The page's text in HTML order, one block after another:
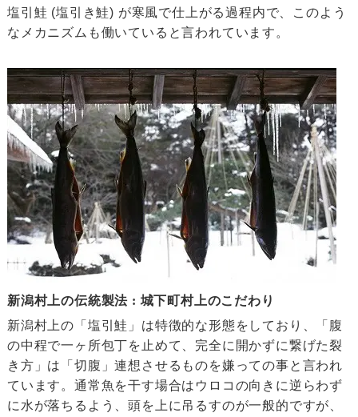
塩引鮭 (塩引き鮭) が寒風で仕上がる過程内で、このよう
なメカニズムも働いていると言われています。
新潟村上の伝統製法 : 城下町村上のこだわり
新潟村上の「塩引鮭」は特徴的な形態をしており、「腹
の中程で一ヶ所包丁を止めて、完全に開かずに繋げた裂
き方」は「切腹」連想させるものを嫌っての事と言われ
ています。通常魚を干す場合はウロコの向きに逆らわず
に水が落ちるよう、頭を上に吊るすのが一般的ですが、